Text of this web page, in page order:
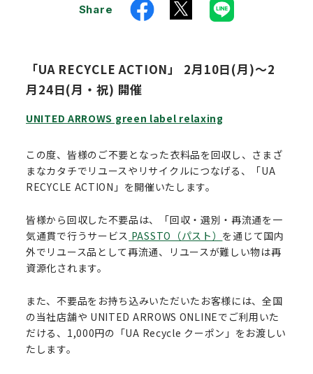
Share
「UA RECYCLE ACTION」 2月10日(月)～2
月24日(月・祝) 開催
UNITED ARROWS green label relaxing
この度、皆様のご不要となった衣料品を回収し、さまざ
まなカタチでリユースやリサイクルにつなげる、「UA
RECYCLE ACTION」を開催いたします。
皆様から回収した不要品は、「回収・選別・再流通を一
気通貫で行うサービス PASSTO（パスト） を通じて国内
外でリユース品として再流通、リユースが難しい物は再
資源化されます。
また、不要品をお持ち込みいただいたお客様には、全国
の当社店舗や UNITED ARROWS ONLINEでご利用いた
だける、1,000円の「UA Recycle クーポン」をお渡しい
たします。